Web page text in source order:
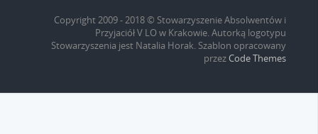
Copyright 2009 - 2018 © Stowarzyszenie Absolwentów i
Przyjaciół V LO w Krakowie. Autorką logotypu
Stowarzyszenia jest Natalia Horak. Szablon opracowany
przezCode Themes